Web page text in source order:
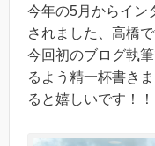
今年の5月からイン
されました、高橋で
今回初のブログ執
るよう精一杯書き
ると嬉しいです！！